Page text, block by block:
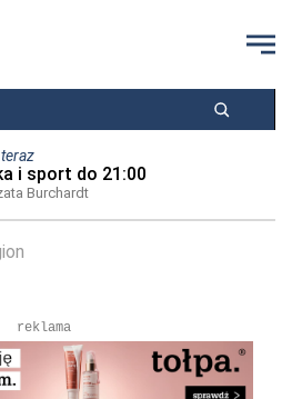
teraz
i sport do 21:00
Burchardt
reklama